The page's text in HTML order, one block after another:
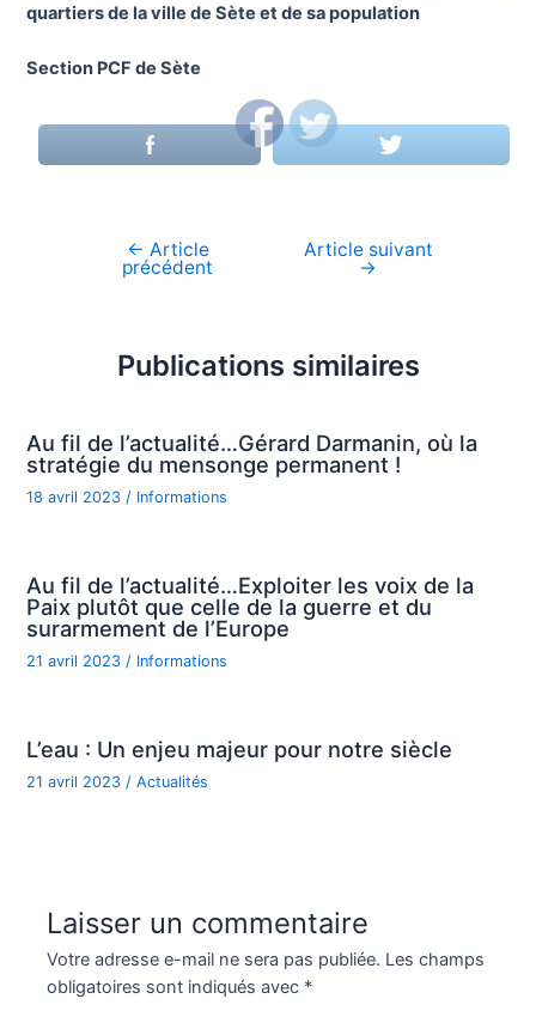
quartiers de la ville de Sète et de sa population
Section PCF de Sète
Navigation
← Article
précédent
Article suivant
→
Publications similaires
Au fil de l’actualité…Gérard Darmanin, où la
stratégie du mensonge permanent !
18 avril 2023 / Informations
Au fil de l’actualité…Exploiter les voix de la
Paix plutôt que celle de la guerre et du
surarmement de l’Europe
21 avril 2023/ Informations
L’eau : Un enjeu majeur pour notre siècle
21 avril 2023/Actualités
Laisser un commentaire
Votre adresse e-mail ne sera pas publiée. Les champs
obligatoires sont indiqués avec *